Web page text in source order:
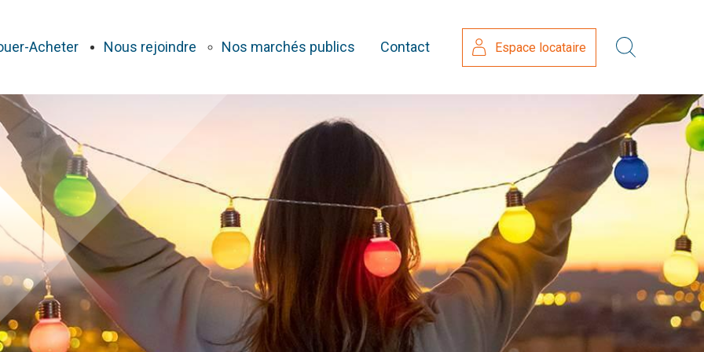
Acheter Nous rejoindre Nos marchés publics Contact Espace locataire